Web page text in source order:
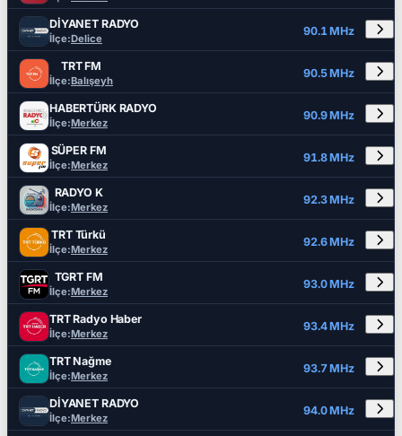
DİYANET RADYO
İlçe:Delice
90.1 MHz
TRT FM
İlçe:Balışeyh
90.5 MHz
HABERTÜRK RADYO
İlçe:Merkez
90.9 MHz
SÜPER FM
İlçe:Merkez
91.8 MHz
RADYO K
İlçe:Merkez
92.3 MHz
TRT Türkü
İlçe:Merkez
92.6 MHz
TGRT FM
İlçe:Merkez
93.0 MHz
TRT Radyo Haber
İlçe:Merkez
93.4 MHz
TRT Nağme
İlçe:Merkez
93.7 MHz
DİYANET RADYO
İlçe:Merkez
94.0 MHz